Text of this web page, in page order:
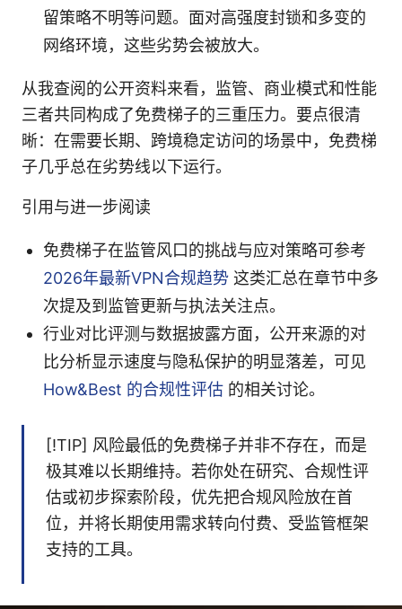
留策略不明等问题。面对高强度封锁和多变的
网络环境，这些劣势会被放大。
从我查阅的公开资料来看，监管、商业模式和性能
三者共同构成了免费梯子的三重压力。要点很清
晰：在需要长期、跨境稳定访问的场景中，免费梯
子几乎总在劣势线以下运行。
引用与进一步阅读
免费梯子在监管风口的挑战与应对策略可参考
2026年最新VPN合规趋势 这类汇总在章节中多
次提及到监管更新与执法关注点。
行业对比评测与数据披露方面，公开来源的对
比分析显示速度与隐私保护的明显落差，可见
How&Best 的合规性评估 的相关讨论。
[!TIP] 风险最低的免费梯子并非不存在，而是
极其难以长期维持。若你处在研究、合规性评
估或初步探索阶段，优先把合规风险放在首
位，并将长期使用需求转向付费、受监管框架
支持的工具。